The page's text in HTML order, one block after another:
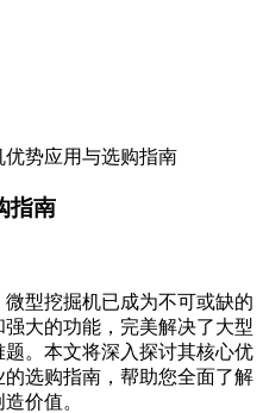
优势应用与选购指南
指南
型挖掘机已成为不可或缺的
大的功能，完美解决了大型
。本文将深入探讨其核心优
选购指南，帮助您全面了解
价值。